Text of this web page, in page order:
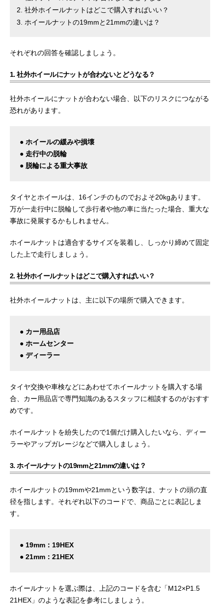
社外ホイールナットはどこで購入すればいい？
ホイールナットの19mmと21mmの違いは？
それぞれの回答を確認しましょう。
1. 社外ホイールにナットが合わないとどうなる？
社外ホイールにナットが合わない場合、以下のリスクにつながる
恐れがあります。
● ホイールの緩みや損壊
● 走行中の脱輪
● 脱輪による重大事故
タイヤとホイールは、16インチのものでおよそ20kgあります。
万が一走行中に脱輪して歩行者や他の車に当たった場合、重大な
事故に発展するかもしれません。
ホイールナットは適合するサイズを装着し、しっかり締めて固定
した上で走行しましょう。
2. 社外ホイールナットはどこで購入すればいい？
社外ホイールナットは、主に以下の場所で購入できます。
● カー用品店
● ホームセンター
● ディーラー
タイヤ交換や車検などにあわせてホイールナットを購入する場
合、カー用品店で専門知識のあるスタッフに相談するのがおすす
めです。
ホイールナットを紛失したので1個だけ購入したいなら、ディー
ラーやアップガレージなどで購入しましょう。
3. ホイールナットの19mmと21mmの違いは？
ホイールナットの19mmや21mmという数字は、ナットの頭の直
径を指します。それぞれ以下のコードで、商品ごとに表記しま
す。
● 19mm：19HEX
● 21mm：21HEX
ホイールナットを選ぶ際は、上記のコードを含む「M12×P1.5
21HEX」のような表記を参考にしましょう。